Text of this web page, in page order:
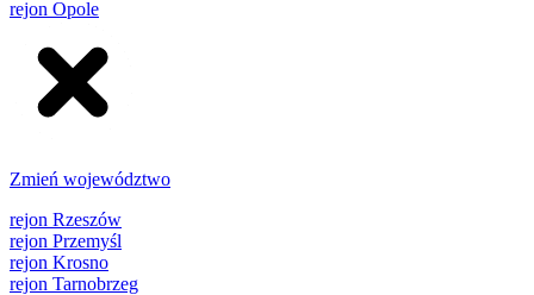
rejon Opole
Zmień województwo
rejon Rzeszów
rejon Przemyśl
rejon Krosno
rejon Tarnobrzeg